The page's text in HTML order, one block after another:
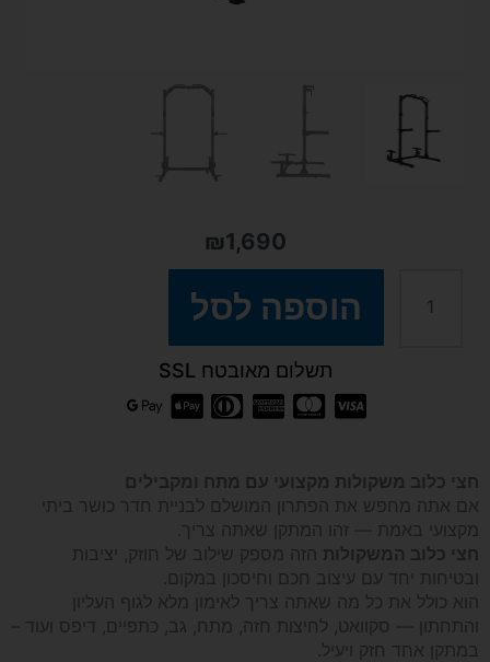
₪1,690
משקולות
עם
הוספה לסל
תשלום מאובטח SSL
חצי כלוב משקולות מקצועי עם מתח ומקבילים
אם אתה מחפש את הפתרון המושלם לבניית חדר כושר ביתי
מקצועי באמת — זהו המתקן שאתה צריך.
חצי כלוב המשקולות הזה מספק שילוב של חוזק, יציבות
ובטיחות יחד עם עיצוב חכם וחיסכון במקום.
הוא כולל את כל מה שאתה צריך לאימון מלא לגוף העליון
והתחתון — סקוואט, לחיצות חזה, מתח, גב, כתפיים, דיפס ועוד –
במתקן אחד חזק ויעיל.